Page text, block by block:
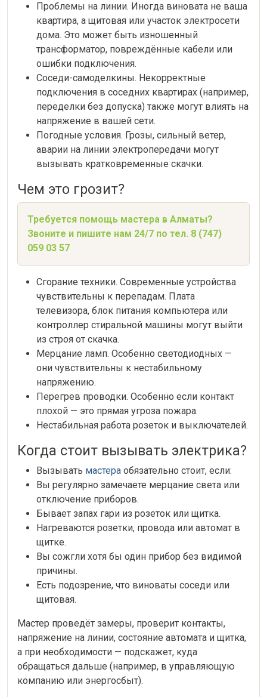
Проблемы на линии. Иногда виновата не ваша
квартира, а щитовая или участок электросети
дома. Это может быть изношенный
трансформатор, повреждённые кабели или
ошибки подключения.
Соседи-самоделкины. Некорректные
подключения в соседних квартирах (например,
переделки без допуска) также могут влиять на
напряжение в вашей сети.
Погодные условия. Грозы, сильный ветер,
аварии на линии электропередачи могут
вызывать кратковременные скачки.
Чем это грозит?
Требуется помощь мастера в Алматы?
Звоните и пишите нам 24/7 по тел. 8 (747)
059 03 57
Сгорание техники. Современные устройства
чувствительны к перепадам. Плата
телевизора, блок питания компьютера или
контроллер стиральной машины могут выйти
из строя от скачка.
Мерцание ламп. Особенно светодиодных —
они чувствительны к нестабильному
напряжению.
Перегрев проводки. Особенно если контакт
плохой — это прямая угроза пожара.
Нестабильная работа розеток и выключателей.
Когда стоит вызывать электрика?
Вызывать мастера обязательно стоит, если:
Вы регулярно замечаете мерцание света или
отключение приборов.
Бывает запах гари из розеток или щитка.
Нагреваются розетки, провода или автомат в
щитке.
Вы сожгли хотя бы один прибор без видимой
причины.
Есть подозрение, что виноваты соседи или
щитовая.
Мастер проведёт замеры, проверит контакты,
напряжение на линии, состояние автомата и щитка,
а при необходимости — подскажет, куда
обращаться дальше (например, в управляющую
компанию или энергосбыт).